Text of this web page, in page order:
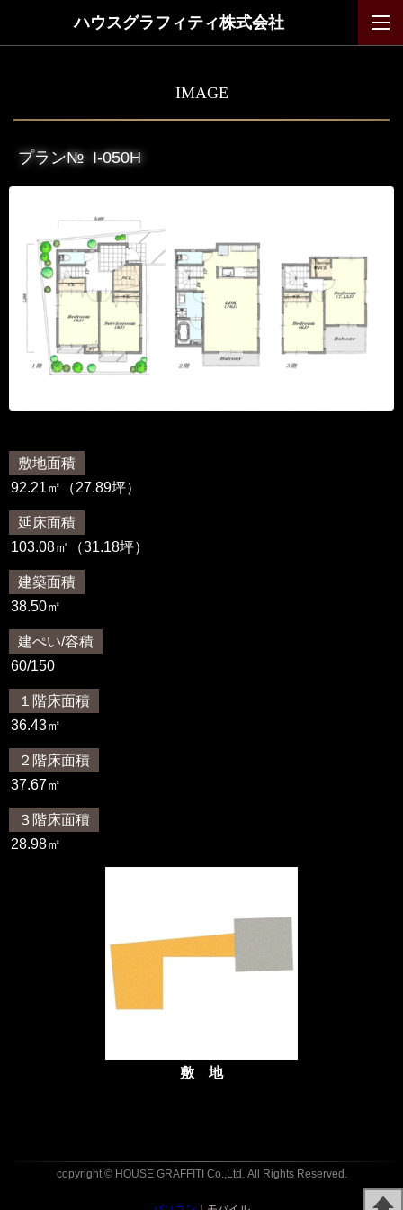
ハウスグラフィティ株式会社
IMAGE
プラン№ I-050H
敷地面積
92.21㎡（27.89坪）
延床面積
103.08㎡（31.18坪）
建築面積
38.50㎡
建ぺい/容積
60/150
１階床面積
36.43㎡
２階床面積
37.67㎡
３階床面積
28.98㎡
敷 地
copyright © HOUSE GRAFFITI Co.,Ltd. All Rights Reserved.